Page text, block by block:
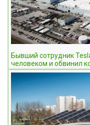
Бывший сотрудник
человеком и обвинил